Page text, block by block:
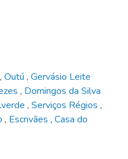
, Outú , Gervásio Leite
, Domingos da Silva
, Serviços Régios ,
, Escrivães , Casa do